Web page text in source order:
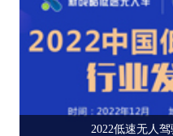
2022低速无人